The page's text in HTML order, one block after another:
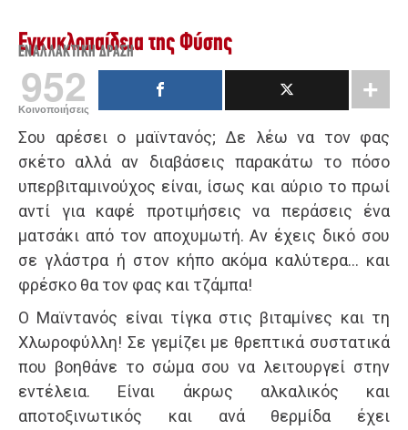
Εγκυκλοπαίδεια της Φύσης
ΕΝΑΛΛΑΚΤΙΚΉ ΔΡΆΣΗ
952
Κοινοποιήσεις
Σου αρέσει ο μαϊντανός; Δε λέω να τον φας
σκέτο αλλά αν διαβάσεις παρακάτω το πόσο
υπερβιταμινούχος είναι, ίσως και αύριο το πρωί
αντί για καφέ προτιμήσεις να περάσεις ένα
ματσάκι από τον αποχυμωτή. Αν έχεις δικό σου
σε γλάστρα ή στον κήπο ακόμα καλύτερα… και
φρέσκο θα τον φας και τζάμπα!
Ο Μαϊντανός είναι τίγκα στις βιταμίνες και τη
Χλωροφύλλη! Σε γεμίζει με θρεπτικά συστατικά
που βοηθάνε το σώμα σου να λειτουργεί στην
εντέλεια. Είναι άκρως αλκαλικός και
αποτοξινωτικός και ανά θερμίδα έχει